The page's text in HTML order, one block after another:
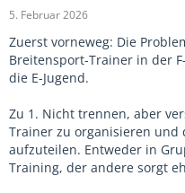
5. Februar 2026
Zuerst vorneweg: Die
Breitensport-Trainer in der
die E-Jugend.
Zu 1. Nicht trennen, aber
Trainer zu organisieren und
aufzuteilen. Entweder in
Training, der andere sorgt